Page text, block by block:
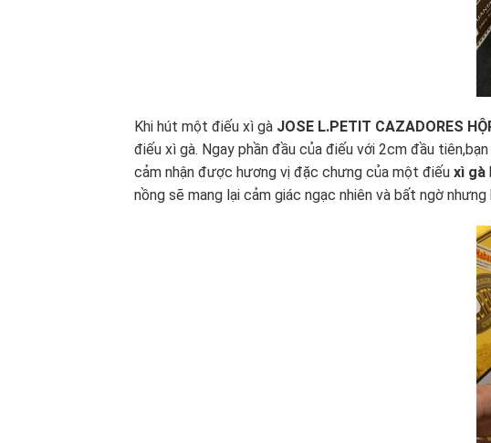
Khi hút một điếu xì gà JOSE L.PETIT CAZADORES
điếu xì gà. Ngay phần đầu của điếu với 2cm đầu
cảm nhận được hương vị đặc chưng của một điếu xì gà
nồng sẽ mang lại cảm giác ngạc nhiên và bất ngờ